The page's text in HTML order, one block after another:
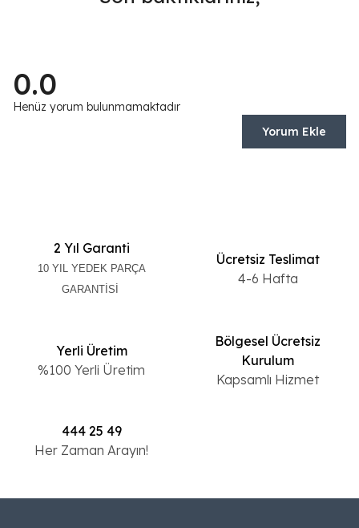
0.0
Henüz yorum bulunmamaktadır
Yorum Ekle
2 Yıl Garanti
10 YIL YEDEK PARÇA
GARANTİSİ
Ücretsiz Teslimat
4-6 Hafta
Yerli Üretim
%100 Yerli Üretim
Bölgesel Ücretsiz
Kurulum
Kapsamlı Hizmet
444 25 49
Her Zaman Arayın!